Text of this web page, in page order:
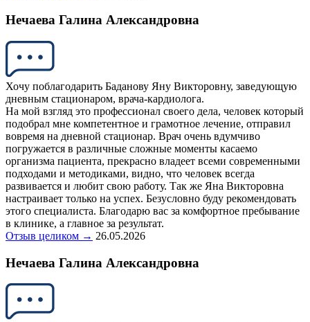
Нечаева Галина Александровна
Хочу поблагодарить Баданову Яну Викторовну, заведующую
дневным стационаром, врача-кардиолога.
На мой взгляд это профессионал своего дела, человек который
подобрал мне компетентное и грамотное лечение, отправил
вовремя на дневной стационар. Врач очень вдумчиво
погружается в различные сложные моменты касаемо
организма пациента, прекрасно владеет всеми современными
подходами и методиками, видно, что человек всегда
развивается и любит свою работу. Так же Яна Викторовна
настраивает только на успех. Безусловно буду рекомендовать
этого специалиста. Благодарю вас за комфортное пребывание
в клинике, а главное за результат.
Отзыв целиком → 26.05.2026
Нечаева Галина Александровна